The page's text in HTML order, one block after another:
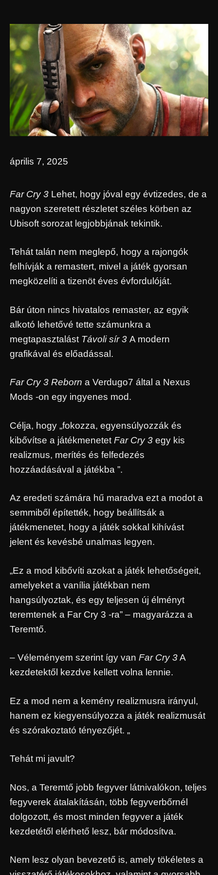
április 7, 2025
Far Cry 3 Lehet, hogy jóval egy évtizedes, de a
nagyon szeretett részletet széles körben az
Ubisoft sorozat legjobbjának tekintik.
Tehát talán nem meglepő, hogy a rajongók
felhívják a remastert, mivel a játék gyorsan
megközelíti a tizenöt éves évfordulóját.
Bár úton nincs hivatalos remaster, az egyik
alkotó lehetővé tette számunkra a
megtapasztalást Távoli sír3 A modern
grafikával és előadással.
Far Cry 3 Reborn a Verdugo7 által a Nexus
Mods -on egy ingyenes mod.
Célja, hogy „fokozza, egyensúlyozzák és
kibővítse a játékmenetet Far Cry 3 egy kis
realizmus, merítés és felfedezés
hozzáadásával a játékba ”.
Az eredeti számára hű maradva ezt a modot a
semmiből építették, hogy beállítsák a
játékmenetet, hogy a játék sokkal kihívást
jelent és kevésbé unalmas legyen.
„Ez a mod kibővíti azokat a játék lehetőségeit,
amelyeket a vanília játékban nem
hangsúlyoztak, és egy teljesen új élményt
teremtenek a Far Cry 3 -ra” – magyarázza a
Teremtő.
– Véleményem szerint így van Far Cry 3A
kezdetektől kezdve kellett volna lennie.
Ez a mod nem a kemény realizmusra irányul,
hanem ez kiegyensúlyozza a játék realizmusát
és szórakoztató tényezőjét. „
Tehát mi javult?
Nos, a Teremtő jobb fegyver látnivalókon, teljes
fegyverek átalakításán, több fegyverbőrnél
dolgozott, és most minden fegyver a játék
kezdetétől elérhető lesz, bár módosítva.
Nem lesz olyan bevezető is, amely tökéletes a